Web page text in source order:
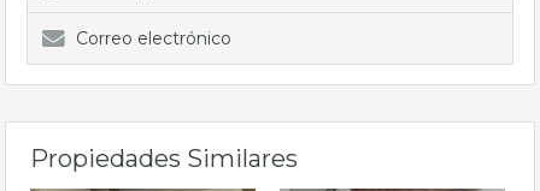
Correo electrónico
Propiedades Similares